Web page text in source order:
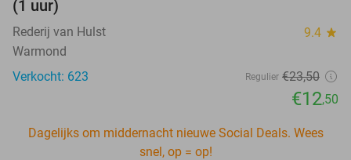
(1 uur)
Rederij van Hulst 9.4 star
Warmond
Verkocht: 623
Regulier €23,50
€12,50
Dagelijks om middernacht nieuwe Social Deals. Wees
snel, op = op!